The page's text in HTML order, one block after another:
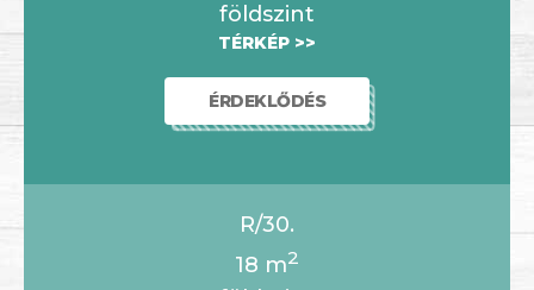
földszint
TÉRKÉP >>
ÉRDEKLŐDÉS
R/30.
18 m2